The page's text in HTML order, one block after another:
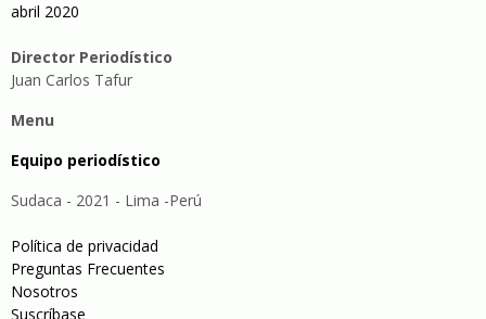
abril 2020
Director Periodístico
Juan Carlos Tafur
Menu
Equipo periodístico
Sudaca - 2021 - Lima -Perú
Política de privacidad
Preguntas Frecuentes
Nosotros
Suscríbase